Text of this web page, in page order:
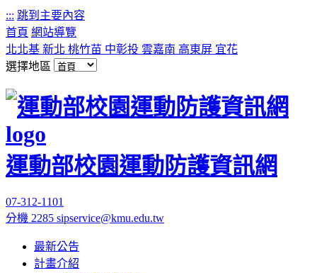
::: 跳到主要內容
首頁 網站導覽
北北基 新北 桃竹苗 中彰投 雲嘉南 高東屏 宜花
選擇地區
運動部校園運動防護資訊網
07-312-1101
分機 2285 sipservice@kmu.edu.tw
最新公告
計畫介紹